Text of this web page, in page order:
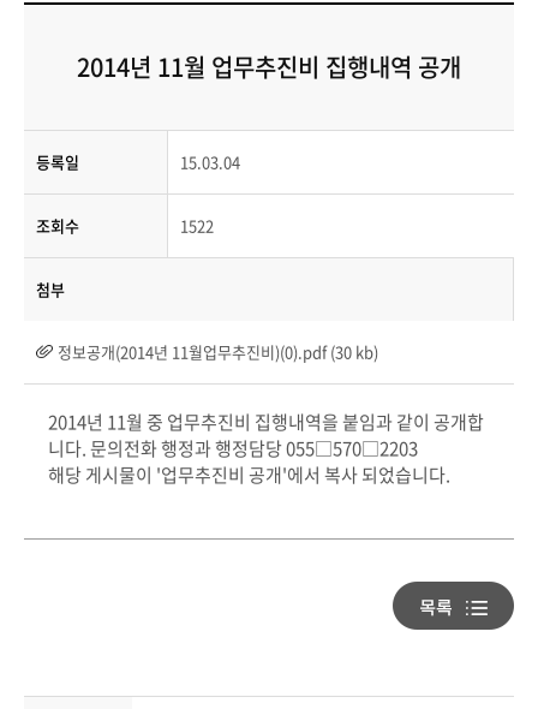
2014년 11월 업무추진비 집행내역 공개
등록일 15.03.04
조회수 1522
첨부
정보공개(2014년 11월업무추진비)(0).pdf (30 kb)
2014년 11월 중 업무추진비 집행내역을 붙임과 같이 공개합
니다. 문의전화 행정과 행정담당 055□570□2203
해당 게시물이 '업무추진비 공개'에서 복사 되었습니다.